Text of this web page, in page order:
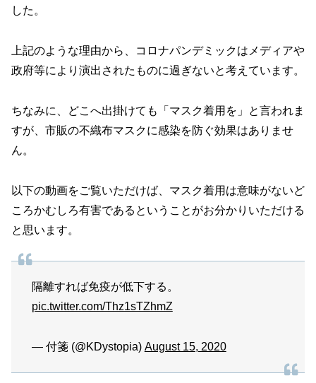
した。
上記のような理由から、コロナパンデミックはメディアや
政府等により演出されたものに過ぎないと考えています。
ちなみに、どこへ出掛けても「マスク着用を」と言われま
すが、市販の不織布マスクに感染を防ぐ効果はありませ
ん。
以下の動画をご覧いただけば、マスク着用は意味がないど
ころかむしろ有害であるということがお分かりいただける
と思います。
隔離すれば免疫が低下する。
pic.twitter.com/Thz1sTZhmZ
— 付箋 (@KDystopia) August 15, 2020